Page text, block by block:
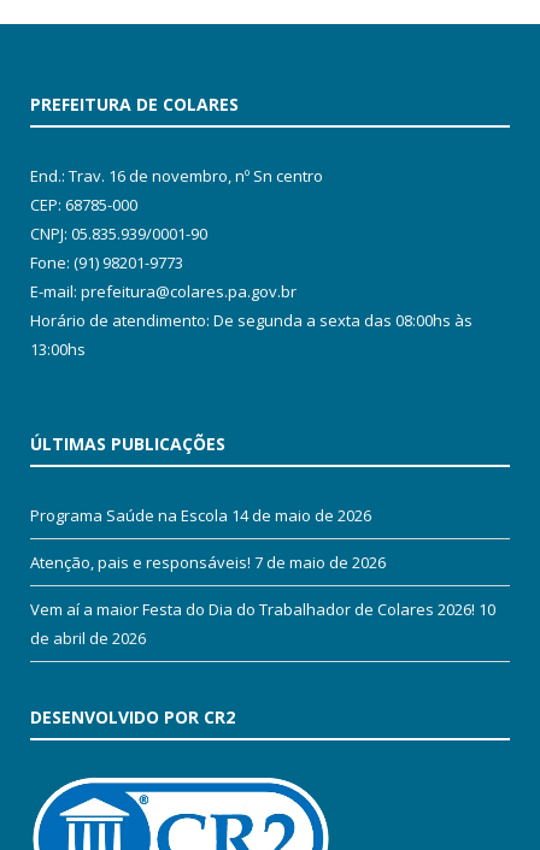
PREFEITURA DE COLARES
End.: Trav. 16 de novembro, nº Sn centro
CEP: 68785-000
CNPJ: 05.835.939/0001-90
Fone: (91) 98201-9773
E-mail: prefeitura@colares.pa.gov.br
Horário de atendimento: De segunda a sexta das 08:00hs às
13:00hs
ÚLTIMAS PUBLICAÇÕES
Programa Saúde na Escola 14 de maio de 2026
Atenção, pais e responsáveis! 7 de maio de 2026
Vem aí a maior Festa do Dia do Trabalhador de Colares 2026! 10
de abril de 2026
DESENVOLVIDO POR CR2